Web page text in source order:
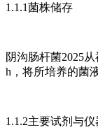
1.1.1菌株储存
阴沟肠杆菌2025
h，将所培养的菌
1.1.2主要试剂与仪